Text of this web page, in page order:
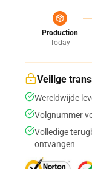
Production
Today
Veilige
Wereldwijde
Volgnummer
Volledige
ontvangen